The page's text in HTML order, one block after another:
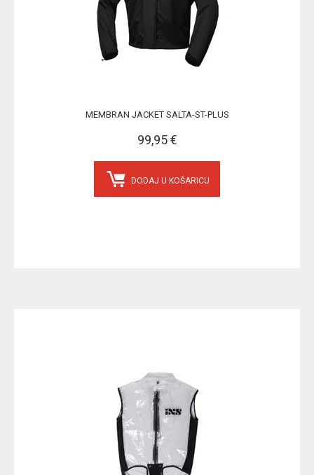
MEMBRAN JACKET SALTA-ST-PLUS
99,95 €
DODAJ U KOŠARICU